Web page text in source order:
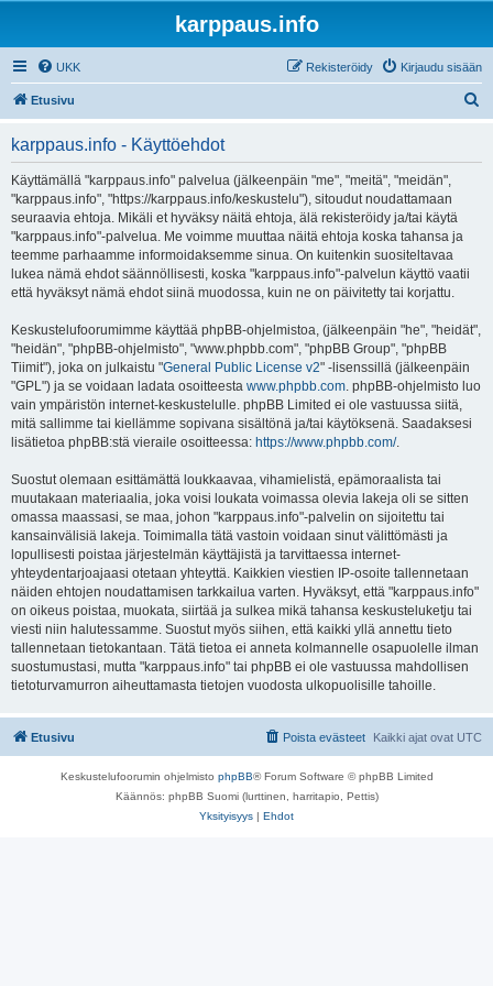
karppaus.info
UKK Kirjaudu sisään
Rekisteröidy
Etusivu
karppaus.info - Käyttöehdot
Käyttämällä "karppaus.info" palvelua (jälkeenpäin "me", "meitä", "meidän",
"karppaus.info", "https://karppaus.info/keskustelu"), sitoudut noudattamaan
seuraavia ehtoja. Mikäli et hyväksy näitä ehtoja, älä rekisteröidy ja/tai käytä
"karppaus.info"-palvelua. Me voimme muuttaa näitä ehtoja koska tahansa ja
teemme parhaamme informoidaksemme sinua. On kuitenkin suositeltavaa
lukea nämä ehdot säännöllisesti, koska "karppaus.info"-palvelun käyttö vaatii
että hyväksyt nämä ehdot siinä muodossa, kuin ne on päivitetty tai korjattu.
Keskustelufoorumimme käyttää phpBB-ohjelmistoa, (jälkeenpäin "he", "heidät",
"heidän", "phpBB-ohjelmisto", "www.phpbb.com", "phpBB Group", "phpBB
Tiimit"), joka on julkaistu "General Public License v2" -lisenssillä (jälkeenpäin
"GPL") ja se voidaan ladata osoitteesta www.phpbb.com. phpBB-ohjelmisto luo
vain ympäristön internet-keskustelulle. phpBB Limited ei ole vastuussa siitä,
mitä sallimme tai kiellämme sopivana sisältönä ja/tai käytöksenä. Saadaksesi
lisätietoa phpBB:stä vieraile osoitteessa: https://www.phpbb.com/.
Suostut olemaan esittämättä loukkaavaa, vihamielistä, epämoraalista tai
muutakaan materiaalia, joka voisi loukata voimassa olevia lakeja oli se sitten
omassa maassasi, se maa, johon "karppaus.info"-palvelin on sijoitettu tai
kansainvälisiä lakeja. Toimimalla tätä vastoin voidaan sinut välittömästi ja
lopullisesti poistaa järjestelmän käyttäjistä ja tarvittaessa internet-
yhteydentarjoajaasi otetaan yhteyttä. Kaikkien viestien IP-osoite tallennetaan
näiden ehtojen noudattamisen tarkkailua varten. Hyväksyt, että "karppaus.info"
on oikeus poistaa, muokata, siirtää ja sulkea mikä tahansa keskusteluketju tai
viesti niin halutessamme. Suostut myös siihen, että kaikki yllä annettu tieto
tallennetaan tietokantaan. Tätä tietoa ei anneta kolmannelle osapuolelle ilman
suostumustasi, mutta "karppaus.info" tai phpBB ei ole vastuussa mahdollisen
tietoturvamurron aiheuttamasta tietojen vuodosta ulkopuolisille tahoille.
Etusivu Kaikki ajat ovat UTC
Poista evästeet
Keskustelufoorumin ohjelmisto phpBB® Forum Software © phpBB Limited
Käännös: phpBB Suomi (lurttinen, harritapio, Pettis)
Yksityisyys | Ehdot